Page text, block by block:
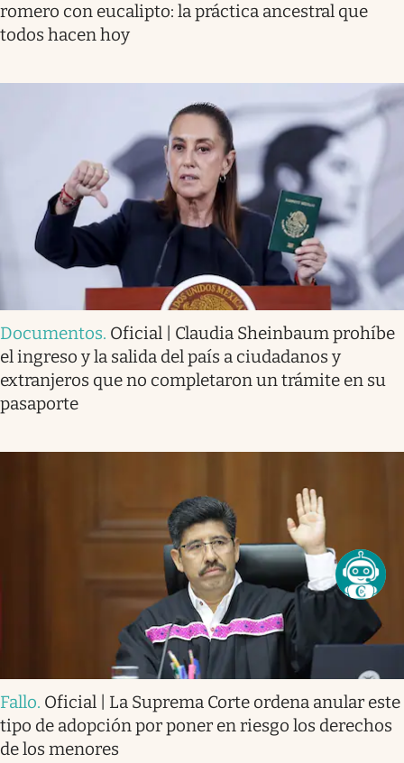
romero con eucalipto: la práctica ancestral que
todos hacen hoy
Documentos. Oficial | Claudia Sheinbaum prohíbe
el ingreso y la salida del país a ciudadanos y
extranjeros que no completaron un trámite en su
pasaporte
Fallo. Oficial | La Suprema Corte ordena anular este
tipo de adopción por poner en riesgo los derechos
de los menores